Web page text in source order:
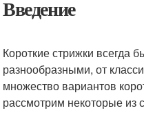
Введение
Короткие стрижки всегда
разнообразными, от
множество вариантов
рассмотрим некоторые из